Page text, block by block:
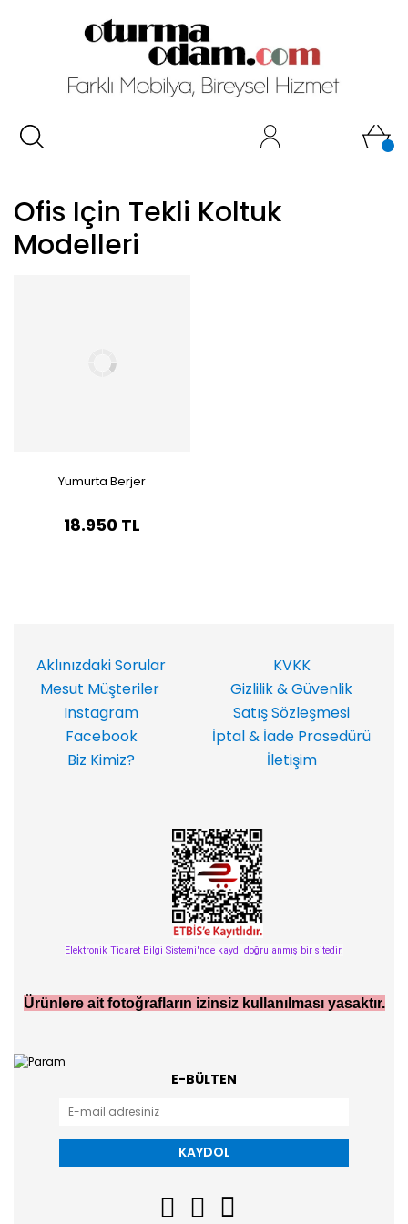
Ofis Için Tekli Koltuk
Modelleri
Yumurta Berjer
18.950 TL
Aklınızdaki Sorular
KVKK
Mesut Müşteriler
Gizlilik & Güvenlik
Instagram
Satış Sözleşmesi
Facebook
İptal & İade Prosedürü
Biz Kimiz?
İletişim
Elektronik Ticaret Bilgi Sistemi'nde kaydı doğrulanmış bir sitedir.
Ürünlere ait fotoğrafların izinsiz kullanılması yasaktır.
E-BÜLTEN
KAYDOL